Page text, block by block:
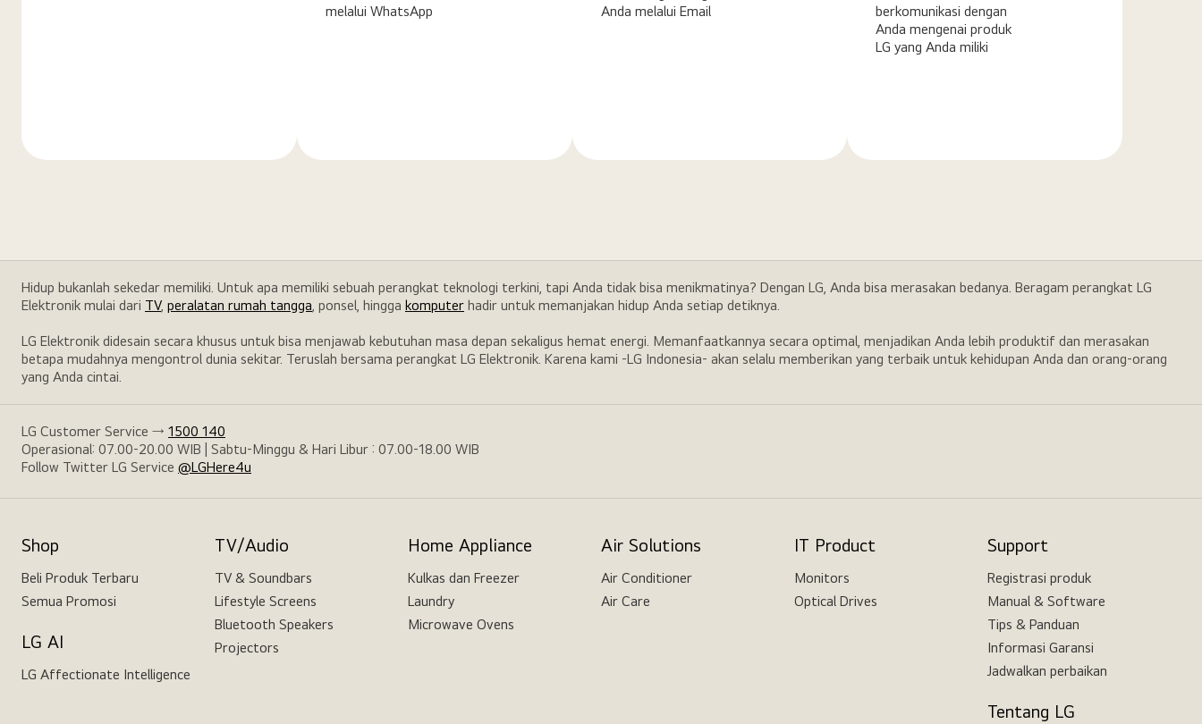
melalui WhatsApp
Anda melalui Email
berkomunikasi dengan
Anda mengenai produk
LG yang Anda miliki
Hidup bukanlah sekedar memiliki. Untuk apa memiliki sebuah perangkat teknologi terkini, tapi Anda tidak bisa menikmatinya? Dengan LG, Anda bisa merasakan bedanya. Beragam perangkat LG
Elektronik mulai dari TV, peralatan rumah tangga, ponsel, hingga komputer hadir untuk memanjakan hidup Anda setiap detiknya.
LG Elektronik didesain secara khusus untuk bisa menjawab kebutuhan masa depan sekaligus hemat energi. Memanfaatkannya secara optimal, menjadikan Anda lebih produktif dan merasakan
betapa mudahnya mengontrol dunia sekitar. Teruslah bersama perangkat LG Elektronik. Karena kami -LG Indonesia- akan selalu memberikan yang terbaik untuk kehidupan Anda dan orang-orang
yang Anda cintai.
LG Customer Service → 1500 140
Operasional: 07.00-20.00 WIB | Sabtu-Minggu & Hari Libur : 07.00-18.00 WIB
Follow Twitter LG Service @LGHere4u
Shop
Beli Produk Terbaru
Semua Promosi
LG AI
LG Affectionate Intelligence
TV/Audio
TV & Soundbars
Lifestyle Screens
Bluetooth Speakers
Projectors
Home Appliance
Kulkas dan Freezer
Laundry
Microwave Ovens
Air Solutions
Air Conditioner
Air Care
IT Product
Monitors
Optical Drives
Support
Registrasi produk
Manual & Software
Tips & Panduan
Informasi Garansi
Jadwalkan perbaikan
Tentang LG